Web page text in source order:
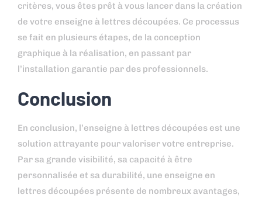
critères, vous êtes prêt à vous lancer dans la création
de votre enseigne à lettres découpées. Ce processus
se fait en plusieurs étapes, de la conception
graphique à la réalisation, en passant par
l’installation garantie par des professionnels.
Conclusion
En conclusion, l’enseigne à lettres découpées est une
solution attrayante pour valoriser votre entreprise.
Par sa grande visibilité, sa capacité à être
personnalisée et sa durabilité, une enseigne en
lettres découpées présente de nombreux avantages,